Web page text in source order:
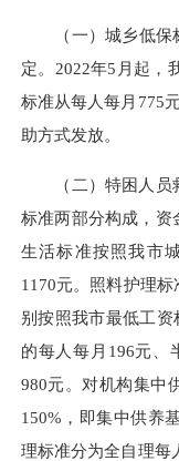
（一）城乡低保标
定。2022年5月起，
标准从每人每月775
助方式发放。
（二）特困人员救
标准两部分构成，资
生活标准按照我市
1170元。照料护理
别按照我市最低工资
的每人每月196元、
980元。对机构集中
150%，即集中供养
理标准分为全自理每